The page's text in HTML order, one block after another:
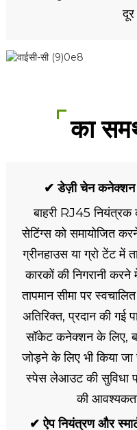
दूर
का
✔ डेज़ी चेन कनेक्शन
बाहरी RJ45
सेटिंग्स को समायोजित
ग्रीनहाउस या ग्रो टेंट में
कारकों की निगरानी करने
तापमान सीमा पर
अतिरिक्त, प्रदान की गई
सॉकेट कनेक्शन के लिए,
जोड़ने के लिए भी किया
स्पेस लेआउट की सुविधा
की
✔ ऐप नियंत्रण और